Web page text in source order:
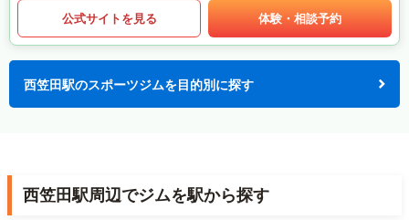
公式サイトを見る 体験・相談予約
西笠田駅のスポーツジムを目的別に探す
西笠田駅周辺でジムを駅から探す